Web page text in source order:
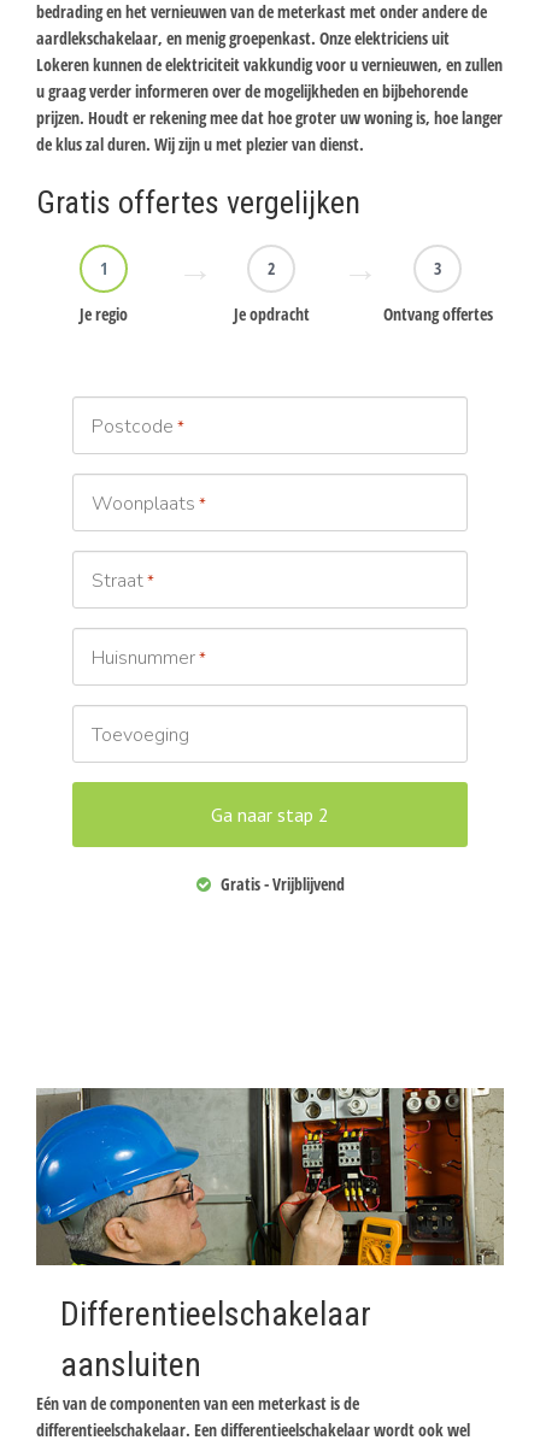
bedrading en het vernieuwen van de meterkast met onder andere de
aardlekschakelaar, en menig groepenkast. Onze elektriciens uit
Lokeren kunnen de elektriciteit vakkundig voor u vernieuwen, en zullen
u graag verder informeren over de mogelijkheden en bijbehorende
prijzen. Houdt er rekening mee dat hoe groter uw woning is, hoe langer
de klus zal duren. Wij zijn u met plezier van dienst.
Gratis offertes vergelijken
1
Je regio
2
Je opdracht
3
Ontvang offertes
Postcode *
Woonplaats *
Straat*
Huisnummer*
Toevoeging
Gratis - Vrijblijvend
Differentieelschakelaar
aansluiten
Eén van de componenten van een meterkast is de
differentieelschakelaar. Een differentieelschakelaar wordt ook wel